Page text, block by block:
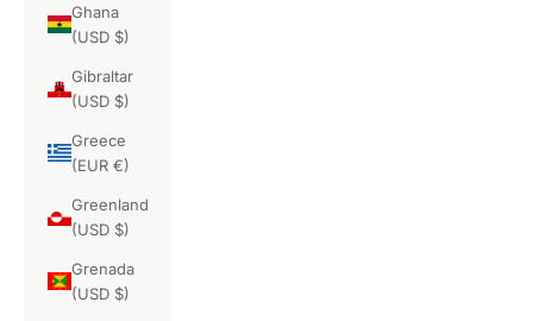
Ghana
(USD $)
Gibraltar
(USD $)
Greece
(EUR €)
Greenland
(USD $)
Grenada
(USD $)